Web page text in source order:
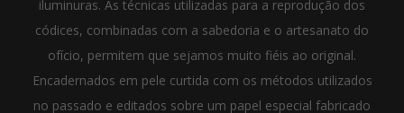
iluminuras. As técnicas utilizadas para a reprodução dos
códices, combinadas com a sabedoria e o artesanato do
ofício, permitem que sejamos muito fiéis ao original.
Encadernados em pele curtida com os métodos utilizados
no passado e editados sobre um papel especial fabricado